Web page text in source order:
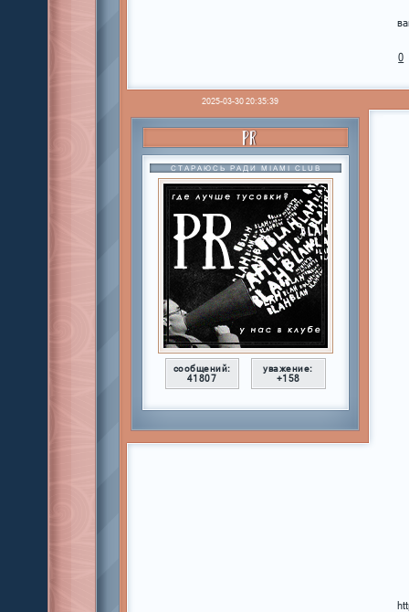
0
2025-03-30 20:35:39
PR
СТАРАЮСЬ РАДИ MIAMI CLUB
сообщений:
41807
уважение:
+158